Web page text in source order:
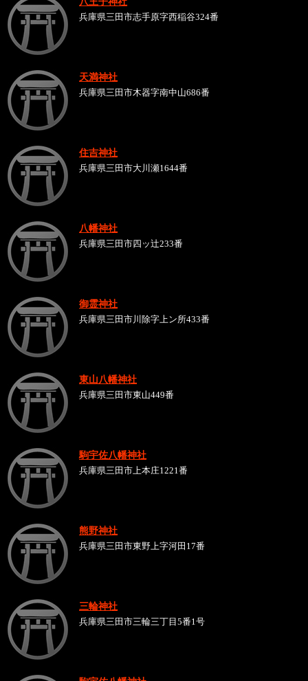
兵庫県三田市志手原字西稲谷324番
天満神社
兵庫県三田市木器字南中山686番
住吉神社
兵庫県三田市大川瀬1644番
八幡神社
兵庫県三田市四ッ辻233番
御霊神社
兵庫県三田市川除字上ン所433番
東山八幡神社
兵庫県三田市東山449番
駒宇佐八幡神社
兵庫県三田市上本庄1221番
熊野神社
兵庫県三田市東野上字河田17番
三輪神社
兵庫県三田市三輪三丁目5番1号